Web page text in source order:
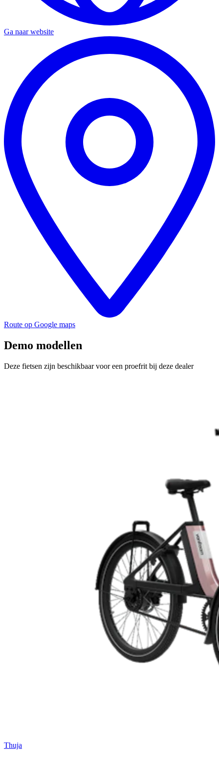
Ga naar website
Route op Google maps
Demo modellen
Deze fietsen zijn beschikbaar voor een proefrit bij deze dealer
Thuja